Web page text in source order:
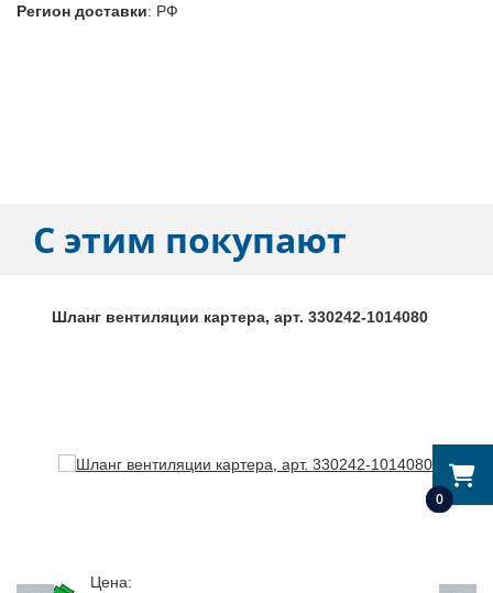
0
Регион доставки: РФ
С этим покупают
Шланг вентиляции картера, арт. 330242-1014080
Цена: